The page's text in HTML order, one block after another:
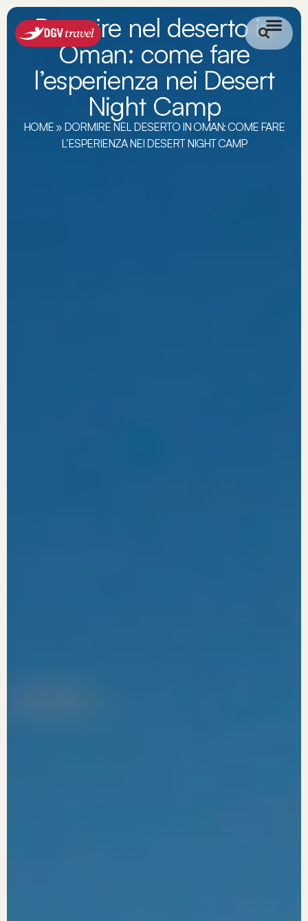
Dormire nel deserto in
Oman: come fare
l’esperienza nei Desert
Night Camp
HOME » DORMIRE NEL DESERTO IN OMAN: COME FARE
L’ESPERIENZA NEI DESERT NIGHT CAMP